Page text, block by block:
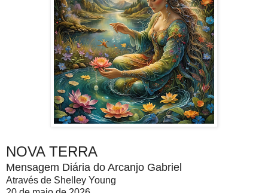
NOVA TERRA
Mensagem Diária do Arcanjo Gabriel
Através de Shelley Young